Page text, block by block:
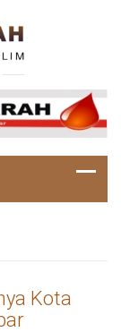
Kota